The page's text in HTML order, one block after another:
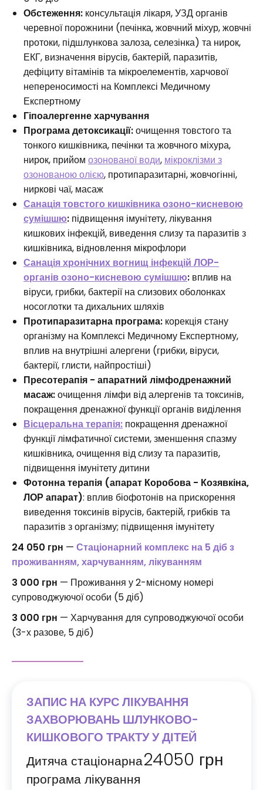
Обстеження: консультація лікаря, УЗД органів
черевної порожнини (печінка, жовчний міхур, жовчні
протоки, підшлункова залоза, селезінка) та нирок,
ЕКГ, визначення вірусів, бактерій, паразитів,
дефіциту вітамінів та мікроелементів, харчової
непереносимості на Комплексі Медичному
Експертному
Гіпоалергенне харчування
Програма детоксикації:очищення товстого та
тонкого кишківника, печінки та жовчного міхура,
нирок, прийом озонованої води, мікроклізми з
озонованою олією, протипаразитарні, жовчогінні,
ниркові чаї, масаж
Санація товстого кишківника озоно-кисневою
сумішшю: підвищення імунітету, лікування
кишкових інфекцій, виведення слизу та паразитів з
кишківника, відновлення мікрофлори
Санація хронічних вогнищ інфекцій ЛОР-
органів озоно-кисневою сумішшю: вплив на
віруси, грибки, бактерії на слизових оболонках
носоглотки та дихальних шляхів
Протипаразитарна програма: корекція стану
організму на Комплексі Медичному Експертному,
вплив на внутрішні алергени (грибки, віруси,
бактерії, глисти, найпростіші)
Пресотерапія - апаратний лімфодренажний
масаж:очищення лімфи від алергенів та токсинів,
покращення дренажної функції органів виділення
Вісцеральна терапія: покращення дренажної
функції лімфатичної системи, зменшення спазму
кишківника, очищення від слизу та паразитів,
підвищення імунітету дитини
Фотонна терапія (апарат Коробова - Козявкіна,
ЛОР апарат): вплив біофотонів на прискорення
виведення токсинів вірусів, бактерій, грибків та
паразитів з організму; підвищення імунітету
24 050 грн — Стаціонарний комплекс на 5 діб з
проживанням, харчуванням, лікуванням
3 000 грн — Проживання у 2-місному номері
супроводжуючої особи (5 діб)
3 000 грн — Харчування для супроводжуючої особи
(3-х разове, 5 діб)
ЗАПИС НА КУРС ЛІКУВАННЯ
ЗАХВОРЮВАНЬ ШЛУНКОВО-
КИШКОВОГО ТРАКТУ У ДІТЕЙ
Дитяча стаціонарна
програма лікування
24050 грн